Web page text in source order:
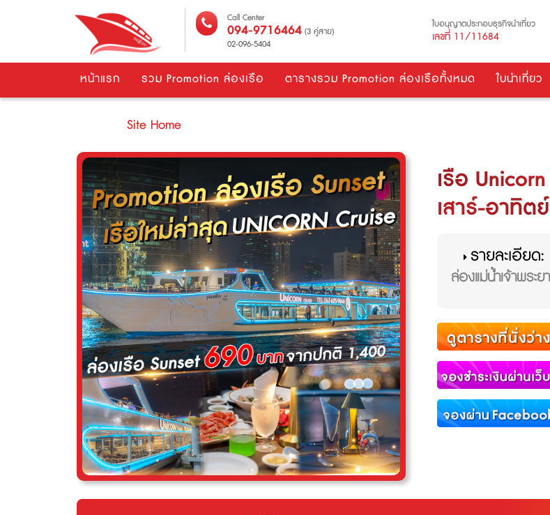
Call Center
094-9716464 (3 คู่สาย)
02-096-5404
ใบอนุญาตประกอบธุรกิจนำเที่ยว
เลขที่ 11/11684
หน้าแรก รวม Promotion ล่องเรือ ตารางรวม Promotion ล่องเรือทั้งหมด ใบนำเที่ยว
Site Home
เรือ
เสาร์-อาทิตย์
รายละเอียด:
ล่องแม่น้ำเจ้าพระ